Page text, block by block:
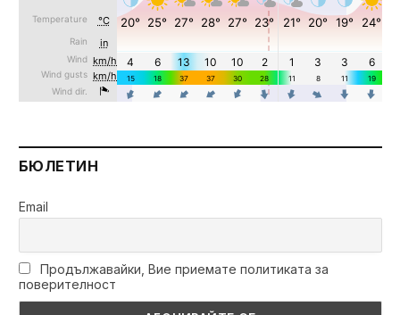
БЮЛЕТИН
Email
Продължавайки, Вие приемате политиката за
поверителност